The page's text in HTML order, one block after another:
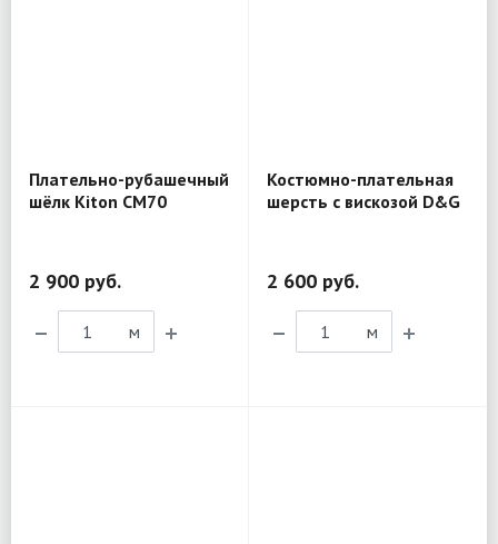
Плательно-рубашечный
шёлк Kiton CM70
2 900 руб.
м
Костюмно-плательная
шерсть с вискозой D&G
2 600 руб.
м